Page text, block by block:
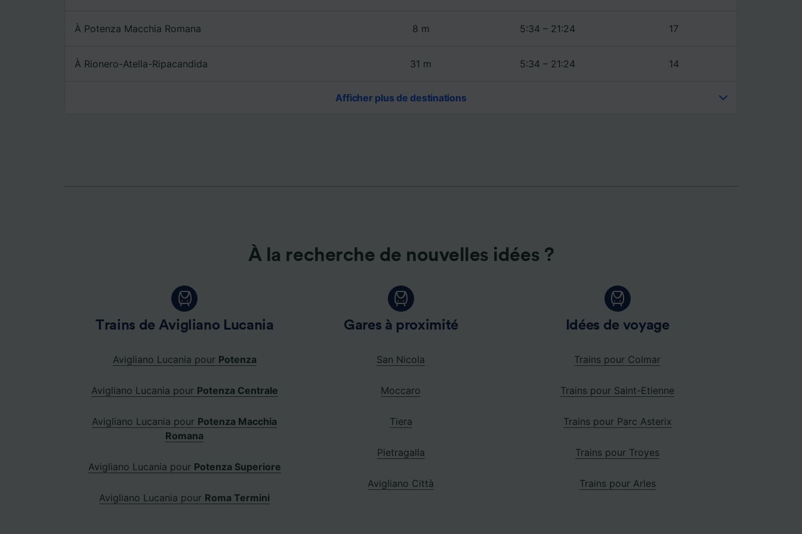
À Potenza Macchia Romana 8 m 5:34 – 21:24 17
À Rionero-Atella-Ripacandida 31 m 5:34 – 21:24 14
Afficher plus de destinations
À la recherche de nouvelles idées ?
Trains de Avigliano Lucania
Avigliano Lucania pour Potenza
Avigliano Lucania pour Potenza Centrale
Avigliano Lucania pour Potenza Macchia
Romana
Avigliano Lucania pour Potenza Superiore
Avigliano Lucania pour Roma Termini
Gares à proximité
San Nicola
Moccaro
Tiera
Pietragalla
Avigliano Città
Idées de voyage
Trains pour Colmar
Trains pour Saint-Etienne
Trains pour Parc Asterix
Trains pour Troyes
Trains pour Arles